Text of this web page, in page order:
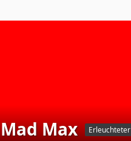
Mad Max Erleuchteter